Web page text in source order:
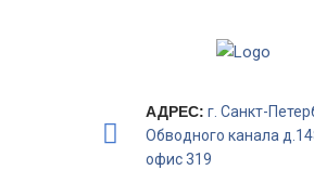
АДРЕС: г. Санкт-
Обводного канала
офис 319